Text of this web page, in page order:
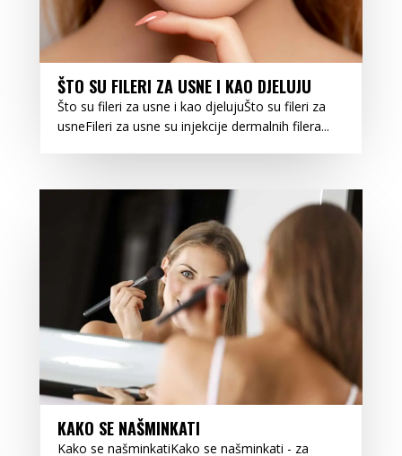
ŠTO SU FILERI ZA USNE I KAO DJELUJU
Što su fileri za usne i kao djelujuŠto su fileri za
usneFileri za usne su injekcije dermalnih filera...
KAKO SE NAŠMINKATI
Kako se našminkatiKako se našminkati - za